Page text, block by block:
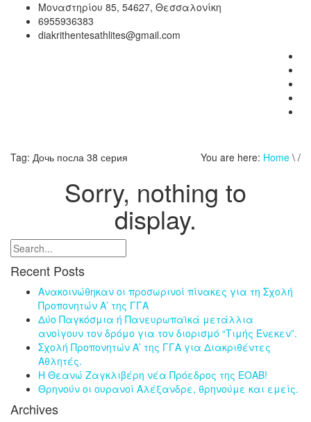
Μοναστηρίου 85, 54627, Θεσσαλονίκη
6955936383
diakrithentesathlites@gmail.com
Tag: Дочь посла 38 серия You are here: Home \ /
Sorry, nothing to
display.
Recent Posts
Ανακοινώθηκαν οι προσωρινοί πίνακες για τη Σχολή
Προπονητών Α’ της ΓΓΑ
Δύο Παγκόσμια ή Πανευρωπαϊκά μετάλλια
ανοίγουν τον δρόμο για τον διορισμό “Τιμής Ένεκεν”.
Σχολή Προπονητών Α’ της ΓΓΑ για Διακριθέντες
Αθλητές.
Η Θεανώ Ζαγκλιβέρη νέα Πρόεδρος της ΕΟΑΒ!
Θρηνούν οι ουρανοί Αλέξανδρε, θρηνούμε και εμείς.
Archives